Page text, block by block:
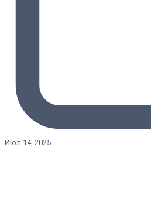
Июл 14, 2025